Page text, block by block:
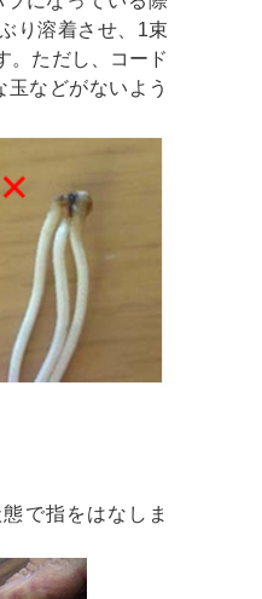
り溶着させ、1束
。ただし、コード
などがないよう
で指をはなしま